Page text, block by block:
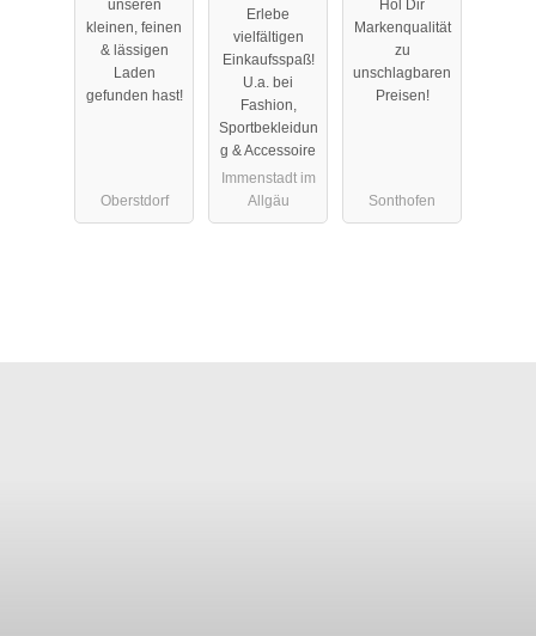
unseren
kleinen, feinen
& lässigen
Laden
gefunden hast!
Oberstdorf
Immenstadt
im Allgäu
Erlebe
vielfältigen
Einkaufsspaß!
U.a. bei
Fashion,
Sportbekleidun
g & Accessoire
Immenstadt im
Allgäu
Hol Dir
Markenqualität
zu
unschlagbaren
Preisen!
Sonthofen